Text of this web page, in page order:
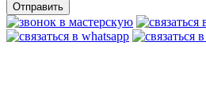
Отправить